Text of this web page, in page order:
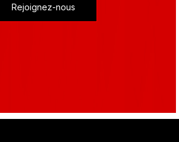
Rejoignez-nous